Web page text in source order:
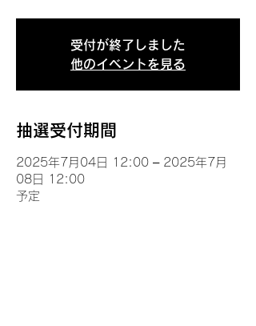
受付が終了しました
他のイベントを見る
抽選受付期間
2025年7月04日 12:00 – 2025年7月
08日 12:00
予定